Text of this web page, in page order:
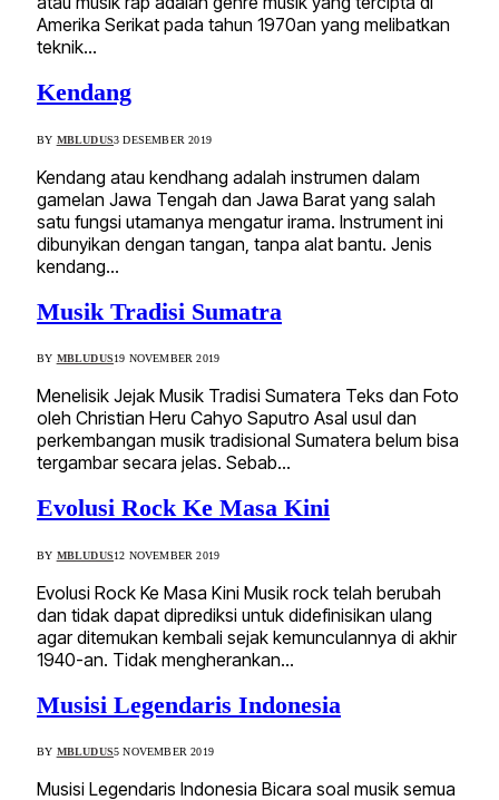
Amerika Serikat pada tahun 1970an yang melibatkan
teknik…
Kendang
BY MBLUDUS3 DESEMBER 2019
Kendang atau kendhang adalah instrumen dalam
gamelan Jawa Tengah dan Jawa Barat yang salah
satu fungsi utamanya mengatur irama. Instrument ini
dibunyikan dengan tangan, tanpa alat bantu. Jenis
kendang…
Musik Tradisi Sumatra
BY MBLUDUS19 NOVEMBER 2019
Menelisik Jejak Musik Tradisi Sumatera Teks dan Foto
oleh Christian Heru Cahyo Saputro Asal usul dan
perkembangan musik tradisional Sumatera belum bisa
tergambar secara jelas. Sebab…
Evolusi Rock Ke Masa Kini
BY MBLUDUS12 NOVEMBER 2019
Evolusi Rock Ke Masa Kini Musik rock telah berubah
dan tidak dapat diprediksi untuk didefinisikan ulang
agar ditemukan kembali sejak kemunculannya di akhir
1940-an. Tidak mengherankan…
Musisi Legendaris Indonesia
BY MBLUDUS5 NOVEMBER 2019
Musisi Legendaris Indonesia Bicara soal musik semua